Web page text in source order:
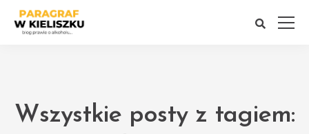
Wszystkie posty z tagiem: